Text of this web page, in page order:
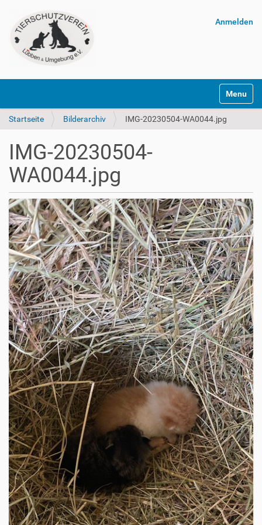
Anmelden
Startseite Bilderarchiv IMG-20230504-WA0044.jpg
IMG-20230504-
WA0044.jpg